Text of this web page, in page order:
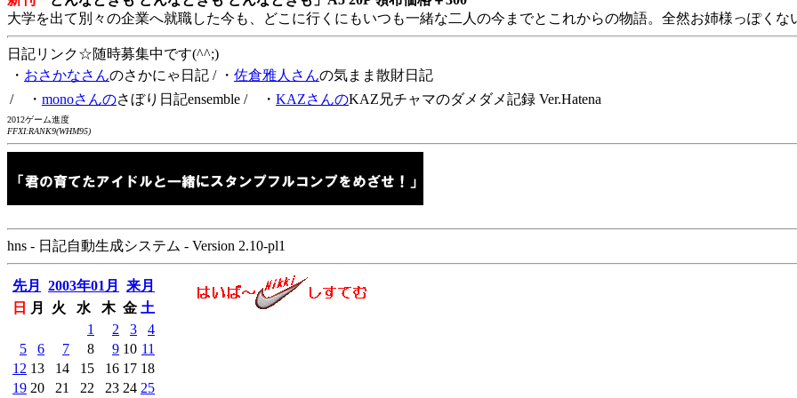
大学を出て別々の企業へ就職した今も、どこに行くにもいつも一緒な二人の今までとこれからの物語。全然お姉様っぽくな
日記リンク☆随時募集中です(^^;)
・ おさかなさんのさかにゃ日記 / ・ 佐倉雅人さんの気まま散財日記
/ ・ monoさんのさぼり日記ensemble / ・ KAZさんのKAZ兄チャマのダメダメ記録 Ver.Hatena
2012ゲーム進度
FFXI:RANK9(WHM95)
hns - 日記自動生成システム - Version 2.10-pl1
先月 2003年01月
来月
日
月 火 水 木 金 土
1
2 3
4
5
6 7 8 9 10 11
12 13 14 15 16 17 18
19 20 21 22 23 24 25